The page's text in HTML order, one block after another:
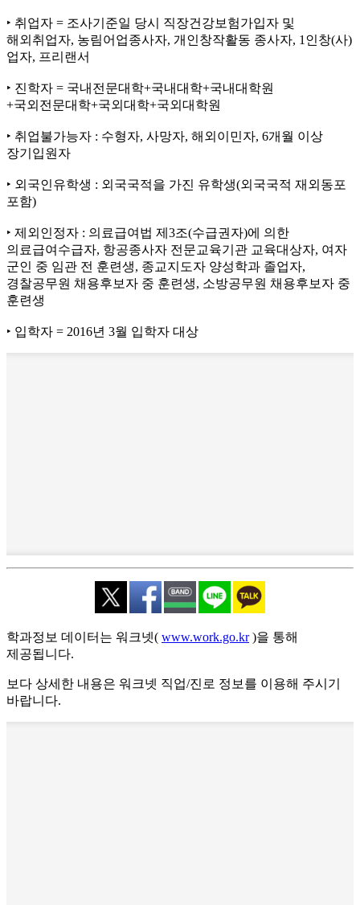
‣ 취업자 = 조사기준일 당시 직장건강보험가입자 및
해외취업자, 농림어업종사자, 개인창작활동 종사자, 1인창(사)
업자, 프리랜서
‣ 진학자 = 국내전문대학+국내대학+국내대학원
+국외전문대학+국외대학+국외대학원
‣ 취업불가능자 : 수형자, 사망자, 해외이민자, 6개월 이상
장기입원자
‣ 외국인유학생 : 외국국적을 가진 유학생(외국국적 재외동포
포함)
‣ 제외인정자 : 의료급여법 제3조(수급권자)에 의한
의료급여수급자, 항공종사자 전문교육기관 교육대상자, 여자
군인 중 임관 전 훈련생, 종교지도자 양성학과 졸업자,
경찰공무원 채용후보자 중 훈련생, 소방공무원 채용후보자 중
훈련생
‣ 입학자 = 2016년 3월 입학자 대상
학과정보 데이터는 워크넷( www.work.go.kr)을 통해
제공됩니다.
보다 상세한 내용은 워크넷 직업/진로 정보를 이용해 주시기
바랍니다.